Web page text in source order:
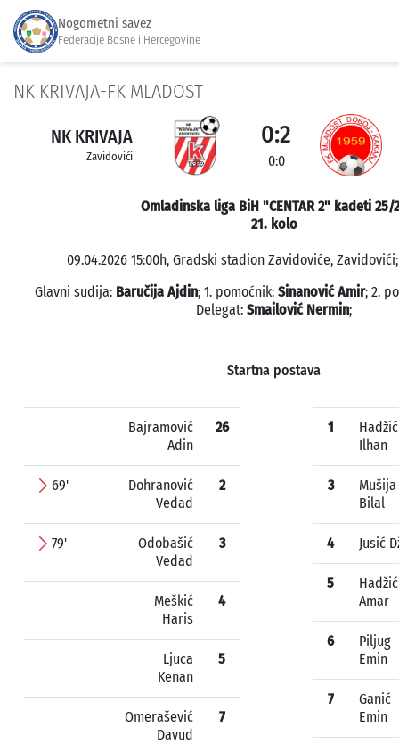
Nogometni savez
Federacije Bosne i Hercegovine
NK KRIVAJA-FK MLADOST
NK KRIVAJA
Zavidovići
0:2
0:0
Omladinska liga BiH "CENTAR 2" kadeti 25/
21. kolo
09.04.2026 15:00h, Gradski stadion Zavidoviće,
Glavni sudija: Baručija Ajdin; 1. pomoćnik: Sinanović Amir; 2.
Delegat: Smailović Nermin;
Startna postava
Bajramović
Adin
26
69'
Dohranović
Vedad
2
79'
Odobašić
Vedad
3
Meškić
Haris
4
Ljuca
Kenan
5
Omerašević
Davud
7
1
Hadžić
Ilhan
3
Mušija
Bilal
4 Jusić
5
Hadžić
Amar
6
Piljug
Emin
7
Ganić
Emin